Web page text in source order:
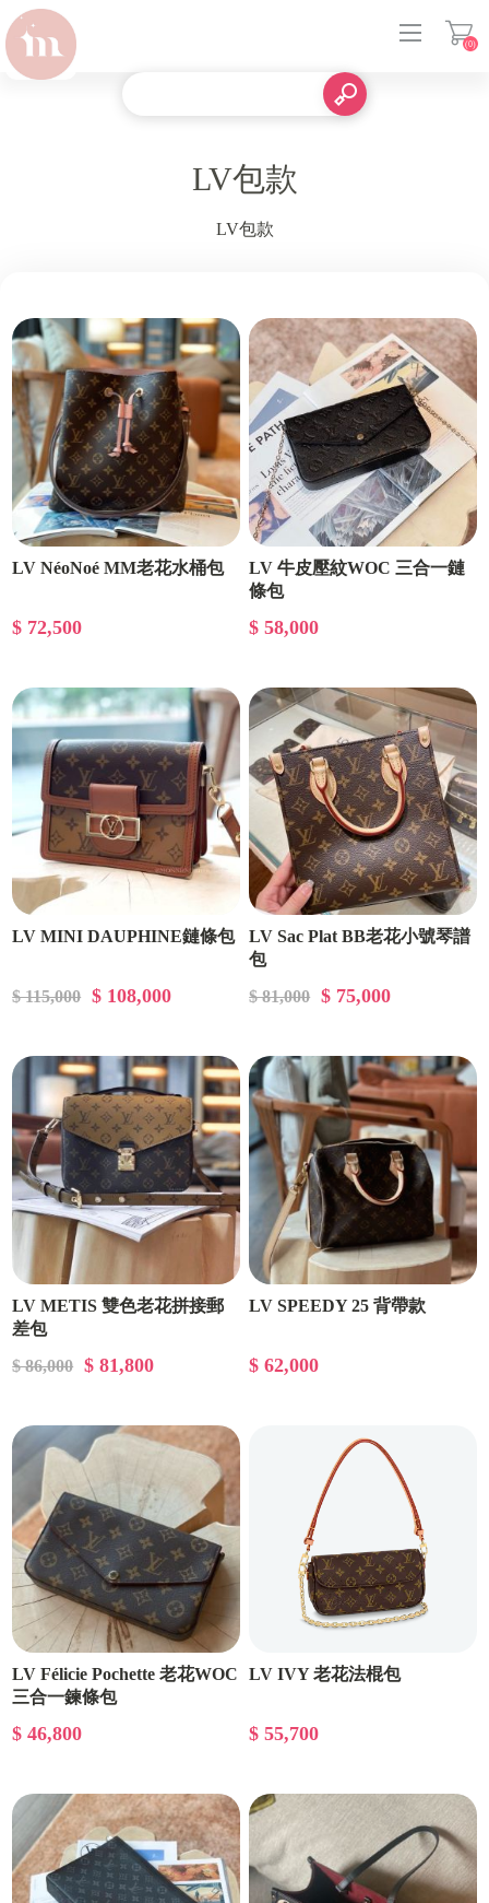
(0)
LV包款
LV包款
LV NéoNoé MM老花水桶包
$ 72,500
LV 牛皮壓紋WOC 三合一鏈
條包
$ 58,000
LV MINI DAUPHINE鏈條包
$ 115,000 $ 108,000
LV Sac Plat BB老花小號琴譜
包
$ 81,000
$ 75,000
LV METIS 雙色老花拼接郵
差包
$ 86,000
$ 81,800
LV SPEEDY 25 背帶款
$ 62,000
LV Félicie Pochette 老花WOC
三合一鍊條包
$ 46,800
LV IVY 老花法棍包
$ 55,700